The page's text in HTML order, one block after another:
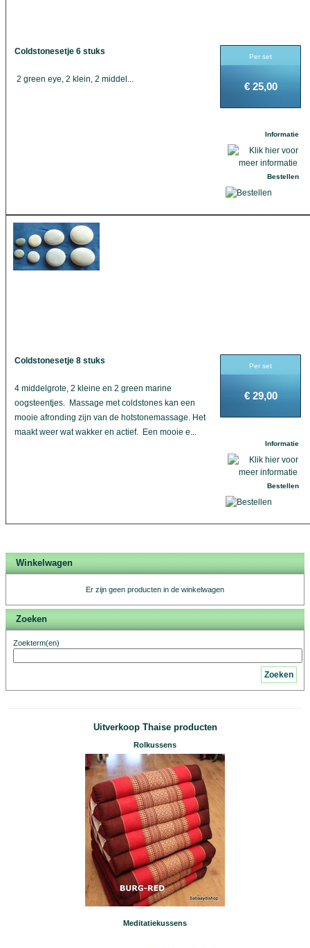
Coldstonesetje 6 stuks
2 green eye, 2 klein, 2 middel...
Per set
€ 25,00
Informatie
Bestellen
Coldstonesetje 8 stuks
4 middelgrote, 2 kleine en 2 green marine
oogsteentjes. Massage met coldstones kan een
mooie afronding zijn van de hotstonemassage. Het
maakt weer wat wakker en actief. Een mooie e...
Per set
€ 29,00
Informatie
Bestellen
Winkelwagen
Er zijn geen producten in de winkelwagen
Zoeken
Zoekterm(en)
Zoeken
Uitverkoop Thaise producten
Rolkussens
Meditatiekussens